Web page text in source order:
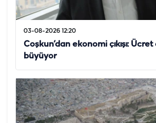
03-08-2026 12:20
Coşkun’dan ekonomi çıkışı:
büyüyor